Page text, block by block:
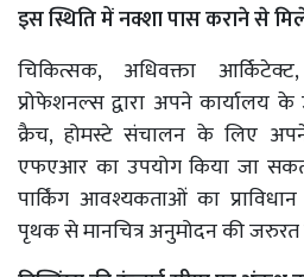
इस स्थिति में नक्शा पास कराने से
चिकित्सक, अधिवक्ता
प्रोफेशनल्स द्वारा अपने कार्यालय
क्रैच, होमस्टे संचालन के लिए
एफएआर का उपयोग किया जा
पार्किंग आवश्यकताओं का
पृथक से मानचित्र अनुमोदन की जरुरत